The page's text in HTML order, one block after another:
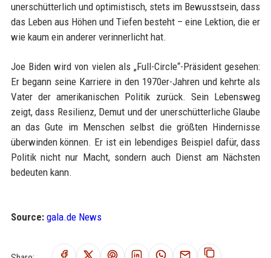
unerschütterlich und optimistisch, stets im Bewusstsein, dass
das Leben aus Höhen und Tiefen besteht – eine Lektion, die er
wie kaum ein anderer verinnerlicht hat.
Joe Biden wird von vielen als „Full-Circle“-Präsident gesehen:
Er begann seine Karriere in den 1970er-Jahren und kehrte als
Vater der amerikanischen Politik zurück. Sein Lebensweg
zeigt, dass Resilienz, Demut und der unerschütterliche Glaube
an das Gute im Menschen selbst die größten Hindernisse
überwinden können. Er ist ein lebendiges Beispiel dafür, dass
Politik nicht nur Macht, sondern auch Dienst am Nächsten
bedeuten kann.
Source: gala.de News